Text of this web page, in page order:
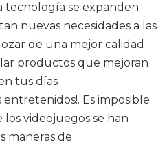
tecnología se expanden
nuevas necesidades a las
de una mejor calidad
productos que mejoran
tus días
Es imposible
videojuegos se han
maneras de